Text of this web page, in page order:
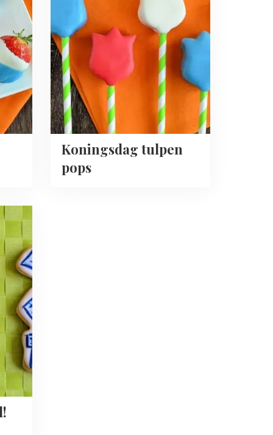
Koningsdag tulpen
pops